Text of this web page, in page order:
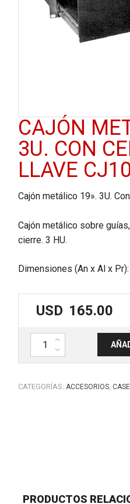
CAJÓN
3U. CON
LLAVE
Cajón metálico 19». 3U.
Cajón metálico sobre
cierre. 3 HU.
Dimensiones (An x Al x
USD 165.00
Cajón metálico 19''. 3U. Con
CATEGORÍAS: ACCESORIOS
PRODUCTOS